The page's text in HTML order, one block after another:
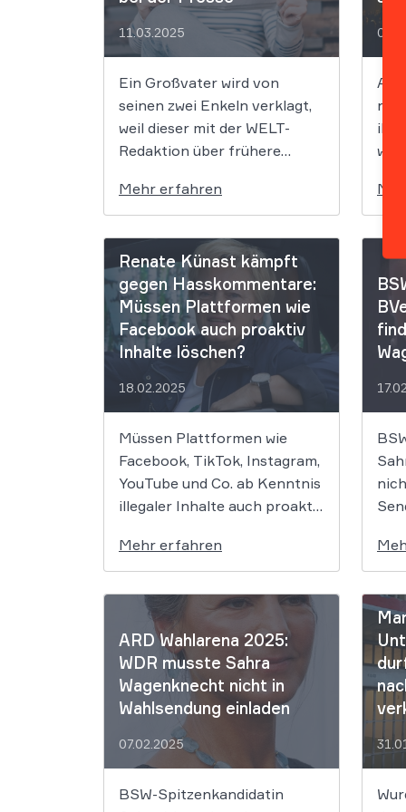
zur Stellungnahme […]
11.03.2025
Ein Großvater wird von
seinen zwei Enkeln verklagt,
weil dieser mit der WELT-
Redaktion über frühere
ihn gesprochen hatte. Nach
Auffassung des BGH habe
der Großvater zwar mit den
Journalisten reden dürfen,
doch diese hätten dann nicht
berichten dürfen. Der
Bundesgerichtshof (BGH)
hat entschieden, dass eine
Person, die sich […]
Mehr erfahren
Renate Künast kämpft
gegen Hasskommentare:
Müssen Plattformen wie
Facebook auch proaktiv
Inhalte löschen?
18.02.2025
Müssen Plattformen wie
Facebook, TikTok, Instagram,
YouTube und Co. ab Kenntnis
illegaler Inhalte auch proaktiv
suchen und diese sodann
ohne weiteren Hinweis
ebenfalls löschen? Darüber
hat am 18.2.2025 der
Bundesgerichtshof
verhandelt. Sollte er am Ende
dem sensationellen Urteil der
Vorinstanz recht geben,
würde der BGH Betroffenen
digitaler […]
Mehr erfahren
ab.
ARD Wahlarena 2025:
WDR musste Sahra
Wagenknecht nicht in
Wahlsendung einladen
07.02.2025
BSW-Spitzenkandidatin